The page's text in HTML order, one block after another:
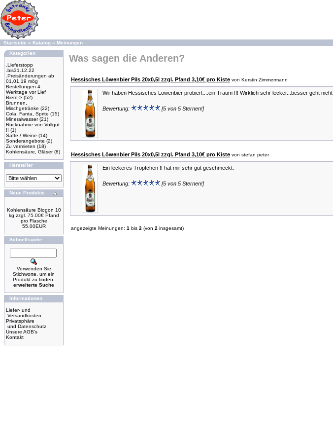
Startseite » Katalog » Meinungen
Kategorien
.Lieferstopp
.bis31.12.22
.Preisänderungen ab
01,01,19 mög
Bestellungen 4
Werktage vor Lief
Biere-> (52)
Brunnen,
Mischgetränke (22)
Cola, Fanta, Sprite (15)
Mineralwasser(21)
Rücknahme von Vollgut
!! (1)
Säfte / Weine (14)
Sonderangebote (2)
Zu vermieten (18)
Kohlensäure, Gläser(8)
Hersteller
Neue Produkte
Kohlensäure Biogon 10
kg zzgl. 75.00€ Pfand
pro Flasche
55.00EUR
Schnellsuche
Verwenden Sie
Stichworte, um ein
Produkt zu finden.
erweiterte Suche
Informationen
Liefer- und
Versandkosten
Privatsphäre
und Datenschutz
Unsere AGB's
Kontakt
Was sagen die Anderen?
Hessisches Löwenbier Pils 20x0,5l zzgl. Pfand 3,10€ pro Kiste von Kerstin Zimmermann
Wir haben Hessisches Löwenbier probiert....ein Traum !!! Wirklich sehr lecker...besser geht nicht.
Bewertung: [5 von 5 Sternen!]
Hessisches Löwenbier Pils 20x0,5l zzgl. Pfand 3,10€ pro Kiste von stefan peter
Ein leckeres Tröpfchen !! hat mir sehr gut geschmeckt.
Bewertung: [5 von 5 Sternen!]
angezeigte Meinungen: 1 bis 2 (von 2 insgesamt)